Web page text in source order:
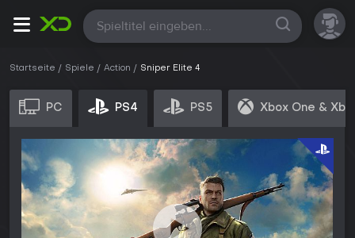
Alle
Startseite Spiele Action Sniper Elite 4
PC PS4 PS5 Xbox One &